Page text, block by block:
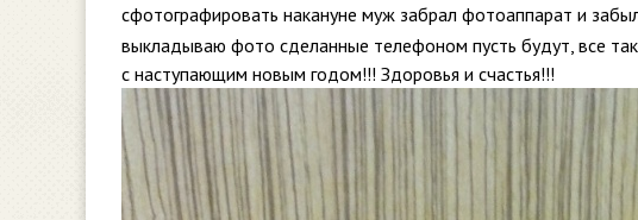
сфотографировать накануне муж забрал фотоаппарат и
выкладываю фото сделанные телефоном пусть будут, все
с наступающим новым годом!!! Здоровья и счастья!!!